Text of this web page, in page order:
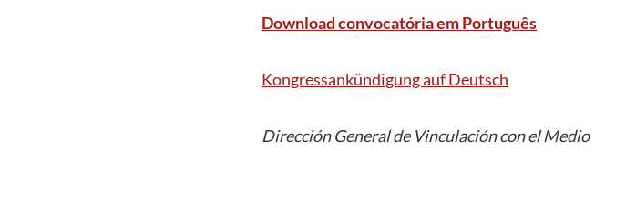
Download convocatória em Português
Kongressankündigung auf Deutsch
Dirección General de Vinculación con el Medio